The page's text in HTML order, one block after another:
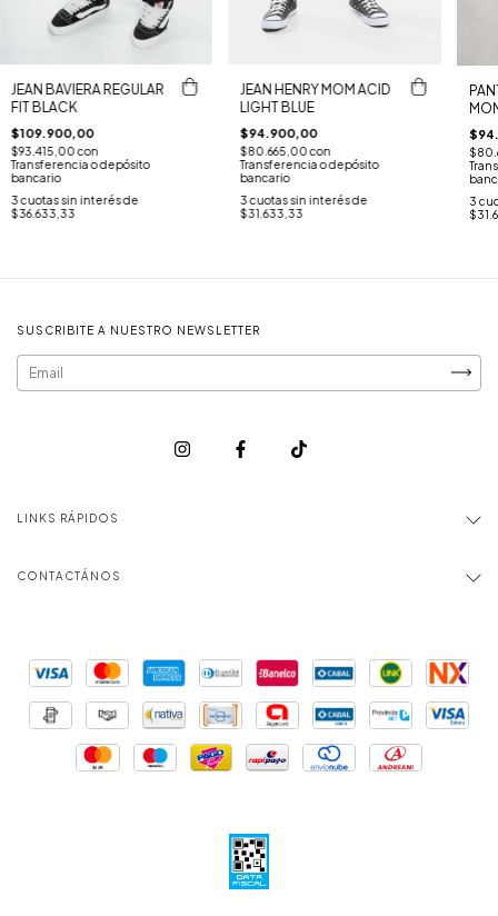
JEAN BAVIERA REGULAR
FIT BLACK
$109.900,00
$93.415,00con
Transferencia o depósito
bancario
3 cuotas sin interés de
$36.633,33
JEAN HENRY MOM ACID
LIGHT BLUE
$94.900,00
$80.665,00con
Transferencia o depósito
bancario
3 cuotas sin interés de
$31.633,33
3
SUSCRIBITE A NUESTRO NEWSLETTER
LINKS RÁPIDOS
CONTACTÁNOS